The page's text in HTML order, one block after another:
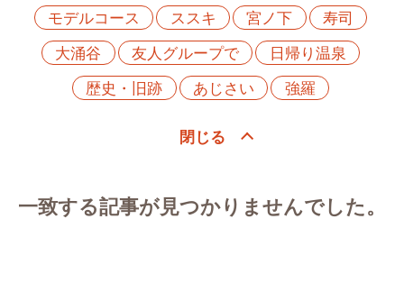
モデルコース
ススキ 宮ノ下
寿司
大涌谷
友人グループで
日帰り温泉
歴史・旧跡
あじさい 強羅
一致する記事が見つかりませんでした。